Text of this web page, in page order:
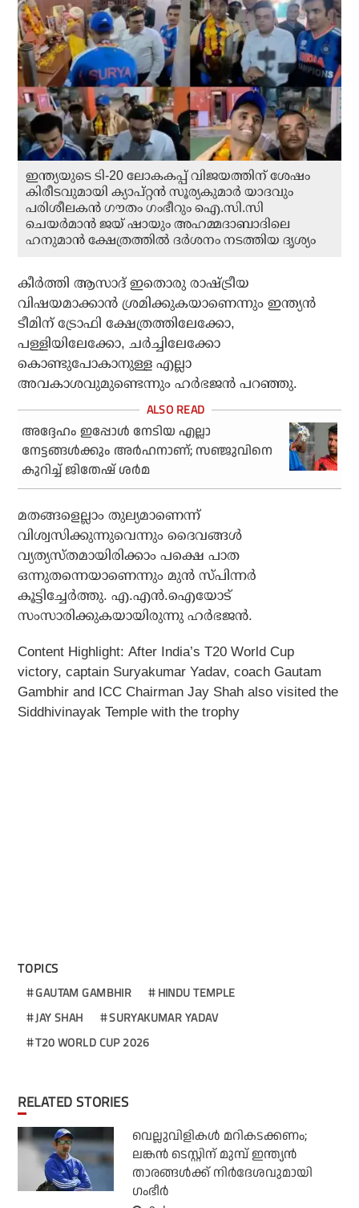
ഇന്ത്യയുടെ ടി-20 ലോകകപ്പ് വിജയത്തിന് ശേഷം
കിരീടവുമായി ക്യാപ്റ്റന്‍ സൂര്യകുമാര്‍ യാദവും
പരിശീലകന്‍ ഗൗതം ഗംഭീറും ഐ.സി.സി
ചെയര്‍മാന്‍ ജയ് ഷായും അഹമ്മദാബാദിലെ
ഹനുമാന്‍ ക്ഷേത്രത്തില്‍ ദര്‍ശനം നടത്തിയ ദൃശ്യം
കീര്‍ത്തി ആസാദ് ഇതൊരു രാഷ്ട്രീയ
വിഷയമാക്കാന്‍ ശ്രമിക്കുകയാണെന്നും ഇന്ത്യന്‍
ടീമിന് ട്രോഫി ക്ഷേത്രത്തിലേക്കോ,
പള്ളിയിലേക്കോ, ചര്‍ച്ചിലേക്കോ
കൊണ്ടുപോകാനുള്ള എല്ലാ
അവകാശവുമുണ്ടെന്നും ഹര്‍ഭജന്‍ പറഞ്ഞു.
അദ്ദേഹം ഇപ്പോള്‍ നേടിയ എല്ലാ
നേട്ടങ്ങള്‍ക്കും അര്‍ഹനാണ്; സഞ്ജുവിനെ
കുറിച്ച് ജിതേഷ് ശര്‍മ
മതങ്ങളെല്ലാം തുല്യമാണെന്ന്
വിശ്വസിക്കുന്നുവെന്നും ദൈവങ്ങള്‍
വ്യത്യസ്തമായിരിക്കാം പക്ഷെ പാത
ഒന്നുതന്നെയാണെന്നും മുന്‍ സ്പിന്നര്‍
കൂട്ടിച്ചേര്‍ത്തു. എ.എന്‍.ഐയോട്
സംസാരിക്കുകയായിരുന്നു ഹര്‍ഭജന്‍.
Content Highlight:After India’s T20 World Cup
victory, captain Suryakumar Yadav, coach Gautam
Gambhir and ICC Chairman Jay Shah also visited the
Siddhivinayak Temple with the trophy
TOPICS
GAUTAM GAMBHIR
HINDU TEMPLE
JAY SHAH
SURYAKUMAR YADAV
T20 WORLD CUP 2026
RELATED STORIES
വെല്ലുവിളികള്‍ മറികടക്കണം;
ലങ്കന്‍ ടെസ്റ്റിന് മുമ്പ് ഇന്ത്യന്‍
താരങ്ങള്‍ക്ക് നിര്‍ദേശവുമായി
ഗംഭീര്‍